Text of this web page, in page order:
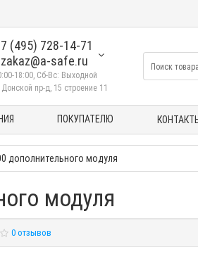
(495) 728-14-71
zakaz@a-safe.ru
18:00, Сб-Вс: Выходной
пр-д, 15 строение 11
ПОКУПАТЕЛЮ
дополнительного модуля
модуля
0 отзывов